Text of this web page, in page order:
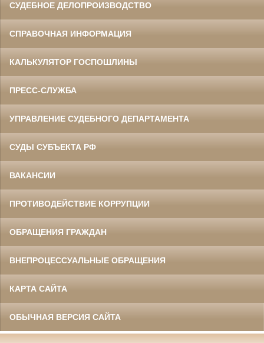
СУДЕБНОЕ ДЕЛОПРОИЗВОДСТВО
СПРАВОЧНАЯ ИНФОРМАЦИЯ
КАЛЬКУЛЯТОР ГОСПОШЛИНЫ
ПРЕСС-СЛУЖБА
УПРАВЛЕНИЕ СУДЕБНОГО ДЕПАРТАМЕНТА
СУДЫ СУБЪЕКТА РФ
ВАКАНСИИ
ПРОТИВОДЕЙСТВИЕ КОРРУПЦИИ
ОБРАЩЕНИЯ ГРАЖДАН
ВНЕПРОЦЕССУАЛЬНЫЕ ОБРАЩЕНИЯ
КАРТА САЙТА
ОБЫЧНАЯ ВЕРСИЯ САЙТА